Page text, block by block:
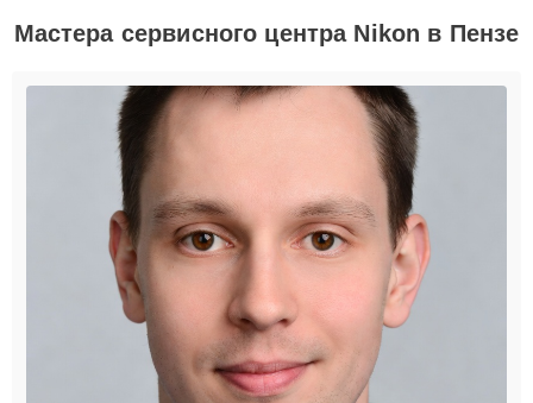
Мастера сервисного центра Nikon в Пензе